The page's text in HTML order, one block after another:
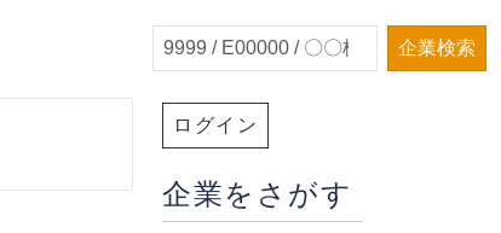
企業検索
ログイン
企業をさがす